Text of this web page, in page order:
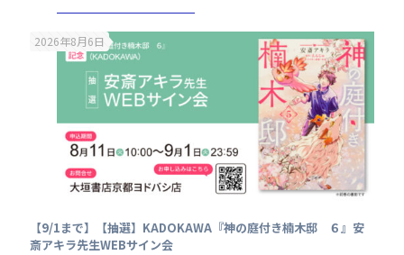
2026年8月6日
【9/1まで】【抽選】KADOKAWA『神の庭付き楠木邸 ６』安
斎アキラ先生WEBサイン会